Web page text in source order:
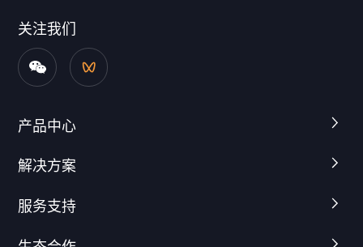
关注我们
产品中心
解决方案
服务支持